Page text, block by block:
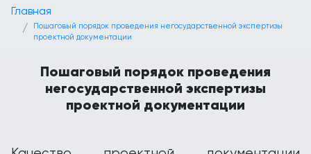
Главная
Пошаговый порядок проведения негосударственной экспертизы
проектной документации
Пошаговый порядок проведения
негосударственной экспертизы
проектной документации